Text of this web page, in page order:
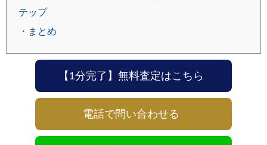
テップ
・まとめ
【1分完了】無料査定はこちら
電話で問い合わせる